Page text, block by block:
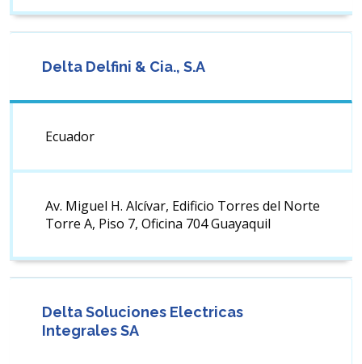
Delta Delfini & Cia., S.A
Ecuador
Av. Miguel H. Alcívar, Edificio Torres del Norte
Torre A, Piso 7, Oficina 704 Guayaquil
Delta Soluciones Electricas
Integrales SA